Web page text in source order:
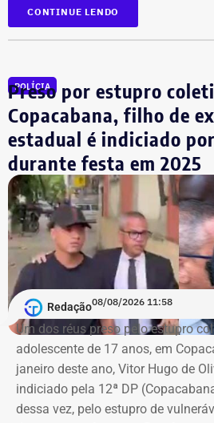
*Em atualização
CONTINUE LENDO
POLÍCIA
Preso por estupro
Copacabana, filho de
estadual é indiciado
durante festa em 2025
Redação08/08/2026 11:58
Um dos réus preso pelo estupro
adolescente de 17 anos, em
janeiro deste ano, Vitor Hugo de
indiciado pela 12ª DP
dessa vez, pelo estupro de